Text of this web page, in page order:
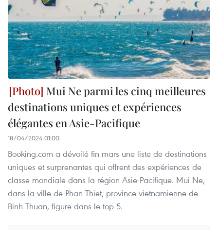
Mui Ne parmi les cinq meilleures
destinations uniques et expériences
élégantes en Asie-Pacifique
18/04/2024 01:00
Booking.com a dévoilé fin mars une liste de destinations
uniques et surprenantes qui offrent des expériences de
classe mondiale dans la région Asie-Pacifique. Mui Ne,
dans la ville de Phan Thiet, province vietnamienne de
Binh Thuan, figure dans le top 5.